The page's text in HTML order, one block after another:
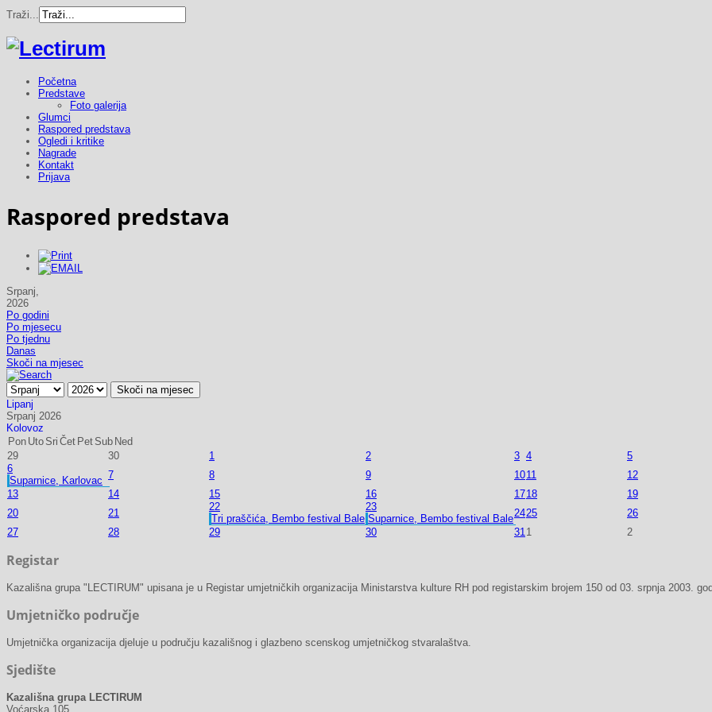
Traži...
Početna
Predstave
Foto galerija
Glumci
Raspored predstava
Ogledi i kritike
Nagrade
Kontakt
Prijava
Raspored predstava
Srpanj,
2026
Po godini
Po mjesecu
Po tjednu
Danas
Skoči na mjesec
Skoči na mjesec
Lipanj
Srpanj 2026
Kolovoz
Pon Uto Sri Čet Pet Sub Ned
29
30 1 2 3 4
5
6
Suparnice, Karlovac 7 8 9 1011
12
13
14 15 16 1718
19
20
21
22
Tri praščića, Bembo festival Bale
23
Suparnice, Bembo festival Bale2425
26
27
28 29 30 311 2
Registar
Kazališna grupa "LECTIRUM" upisana je u Registar umjetničkih organizacija Ministarstva kulture RH pod registarskim brojem 150 od 03. srpnja 2003.
Umjetničko područje
Umjetnička organizacija djeluje u području kazališnog i glazbeno scenskog umjetničkog stvaralaštva.
Sjedište
Kazališna grupa LECTIRUM
Voćarska 105